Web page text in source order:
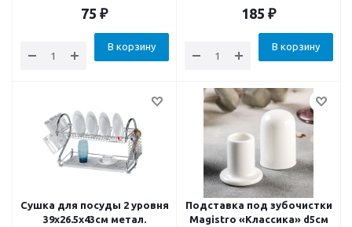
75 ₽
В корзину
185 ₽
В корзину
Сушка для посуды 2 уровня
39x26.5x43см метал.
Подставка под зубочистки
Magistro «Классика» d5см